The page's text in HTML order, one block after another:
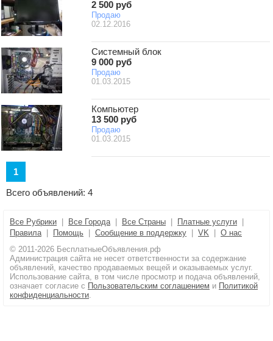
2 500 руб
Продаю
02.12.2016
Системный блок
9 000 руб
Продаю
01.03.2015
Компьютер
13 500 руб
Продаю
01.03.2015
1
Всего объявлений: 4
Все Рубрики Все Города| Все Страны Платные услуги
Правила| Помощь Сообщение в поддержку VK
О нас
© 2011-2026 БесплатныеОбъявления.рф
Администрация сайта не несет ответственности за содержание
объявлений, качество продаваемых вещей и оказываемых услуг.
Использование сайта, в том числе просмотр и подача объявлений,
означает согласие с Пользовательским соглашением и Политикой
конфиденциальности.